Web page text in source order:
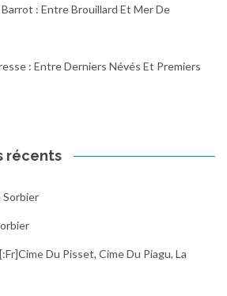
: Entre Brouillard Et Mer De
: Entre Derniers Névés Et Premiers
récents
Sorbier
[:fr]Cime Du Pisset, Cime Du Piagu, La